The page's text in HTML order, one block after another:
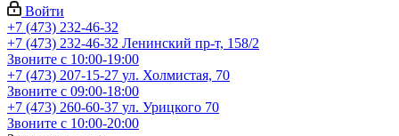
Войти
+7 (473) 232-46-32
+7 (473) 232-46-32 Ленинский пр-т, 158/2
Звоните с 10:00-19:00
+7 (473) 207-15-27 ул. Холмистая, 70
Звоните с 09:00-18:00
+7 (473) 260-60-37 ул. Урицкого 70
Звоните с 10:00-20:00